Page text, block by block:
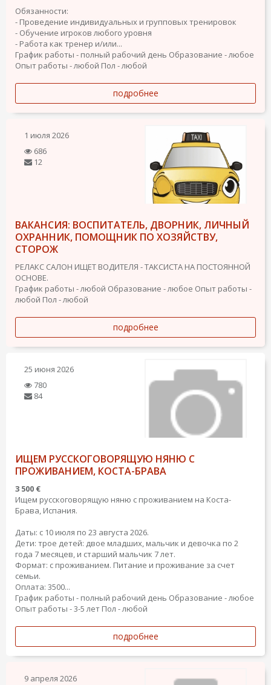
Обязанности:
- Проведение индивидуальных и групповых тренировок
- Обучение игроков любого уровня
- Работа как тренер и/или...
График работы - полный рабочий день Образование - любое
Опыт работы - любой Пол - любой
подробнее
1 июля 2026
686
12
ВАКАНСИЯ: ВОСПИТАТЕЛЬ, ДВОРНИК, ЛИЧНЫЙ
ОХРАННИК, ПОМОЩНИК ПО ХОЗЯЙСТВУ,
СТОРОЖ
РЕЛАКС САЛОН ИЩЕТ ВОДИТЕЛЯ - ТАКСИСТА НА ПОСТОЯННОЙ
ОСНОВЕ.
График работы - любой Образование - любое Опыт работы -
любой Пол - любой
подробнее
25 июня 2026
780
84
ИЩЕМ РУССКОГОВОРЯЩУЮ НЯНЮ С
ПРОЖИВАНИЕМ, КОСТА-БРАВА
3 500 €
Ищем русскоговорящую няню с проживанием на Коста-
Брава, Испания.
Даты: с 10 июля по 23 августа 2026.
Дети: трое детей: двое младших, мальчик и девочка по 2
года 7 месяцев, и старший мальчик 7 лет.
Формат: с проживанием. Питание и проживание за счет
семьи.
Оплата: 3500...
График работы - полный рабочий день Образование - любое
Опыт работы - 3-5 лет Пол - любой
подробнее
9 апреля 2026